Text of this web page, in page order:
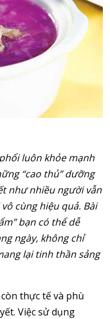
luôn khỏe mạnh
“cao thủ” dưỡng
như nhiều người vẫn
cùng hiệu quả. Bài
bạn có thể dễ
ngày, không chỉ
lại tinh thần sảng
còn thực tế và phù
Việc sử dụng